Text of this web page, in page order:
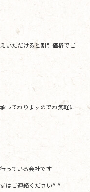
いただけると割引価格でご
っておりますのでお気軽に
っている会社です
はご連絡ください^ ^